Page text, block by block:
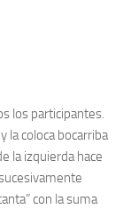
los participantes.
la coloca bocarriba
la izquierda hace
con la suma